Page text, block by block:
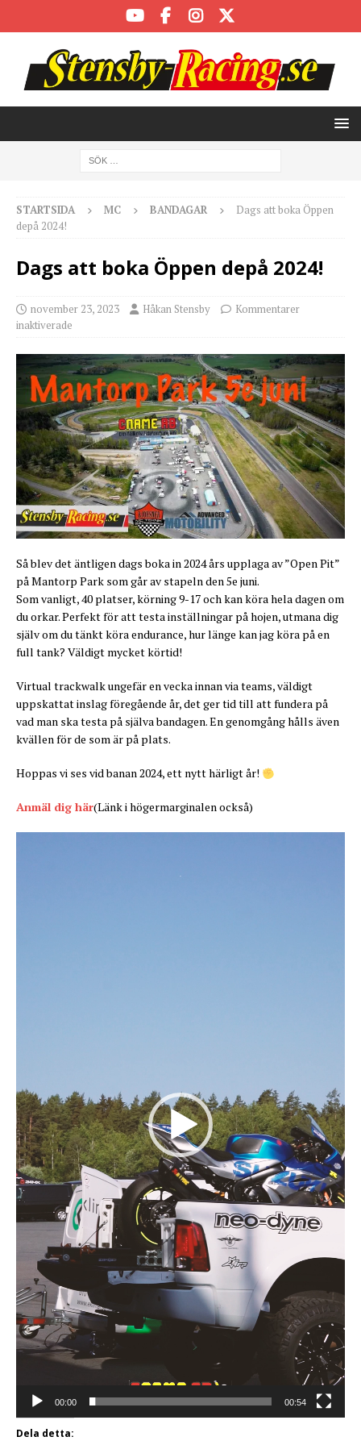
STARTSIDA MC BANDAGAR
Dags att boka Öppen
depå 2024!
Dags att boka Öppen depå 2024!
november 23, 2023 Håkan Stensby
Kommentarer
inaktiverade
Så blev det äntligen dags boka in 2024 års upplaga av ”Open Pit”
på Mantorp Park som går av stapeln den 5e juni.
Som vanligt, 40 platser, körning 9-17 och kan köra hela dagen om
du orkar. Perfekt för att testa inställningar på hojen, utmana dig
själv om du tänkt köra endurance, hur länge kan jag köra på en
full tank? Väldigt mycket körtid!
Virtual trackwalk ungefär en vecka innan via teams, väldigt
uppskattat inslag föregående år, det ger tid till att fundera på
vad man ska testa på själva bandagen. En genomgång hålls även
kvällen för de som är på plats.
Hoppas vi ses vid banan 2024, ett nytt härligt år!
Anmäl dig här(Länk i högermarginalen också)
00:00 00:54
Dela detta: